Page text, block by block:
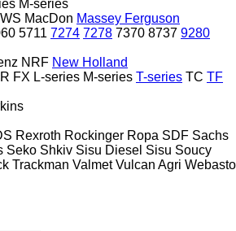
M-series
MacDon Massey Ferguson
5711 7274 7278 7370 8737 9280
NRF New Holland
FX L-series M-series T-series TC TF
Rexroth Rockinger Ropa SDF Sachs
Seko Shkiv Sisu Diesel Sisu Soucy
Trackman Valmet Vulcan Agri Webasto